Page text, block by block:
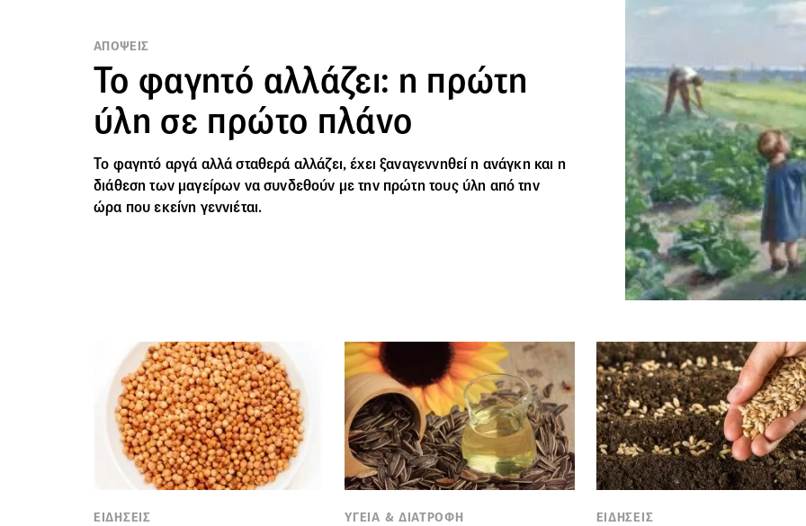
ΑΠΟΨΕΙΣ
Το φαγητό αλλάζει: η πρώτη
ύλη σε πρώτο πλάνο
Το φαγητό αργά αλλά σταθερά αλλάζει, έχει ξαναγεννηθεί η ανάγκη και η
διάθεση των μαγείρων να συνδεθούν με την πρώτη τους ύλη από την
ώρα που εκείνη γεννιέται.
ΕΙΔΗΣΕΙΣ ΥΓΕΙΑ & ΔΙΑΤΡΟΦΗ ΕΙΔΗΣΕΙΣ